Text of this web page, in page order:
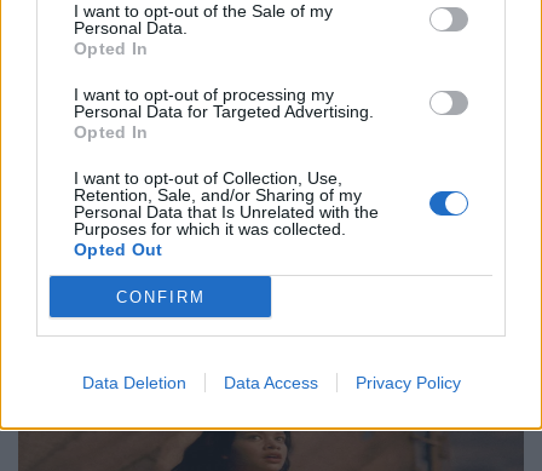
I want to opt-out of the Sale of my
Personal Data.
Opted In
I want to opt-out of processing my
Personal Data for Targeted Advertising.
Opted In
I want to opt-out of Collection, Use,
Retention, Sale, and/or Sharing of my
Personal Data that Is Unrelated with the
Purposes for which it was collected.
Opted Out
CONFIRM
Data Deletion Data Access Privacy Policy
Philip Glass: Παγκόσμια γιορτή για τα 90ά
γενέθλιά του με πρεμιέρα της “Συμφωνίας
Νο. 15: Lincoln”
Ο Philip Glass θα γιορτάσει τα 90ά του γενέθλια στις 31
Ιανουαρίου 2027 με μια πολυετή, διεθνή σειρά εκδηλώσεων
που κορυφώνεται με την παγκόσμια πρεμιέρα της "Συμφωνίας
Νο. 15: Lincoln" και επετειακά